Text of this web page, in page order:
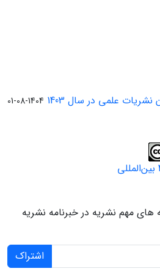
علمی در سال 1403 1404-08-01
های مهم نشریه در خبرنامه نشریه
اشتراک